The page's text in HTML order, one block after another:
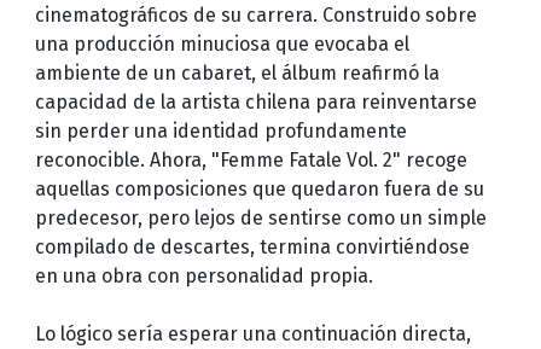
cinematográficos de su carrera. Construido sobre
una producción minuciosa que evocaba el
ambiente de un cabaret, el álbum reafirmó la
capacidad de la artista chilena para reinventarse
sin perder una identidad profundamente
reconocible. Ahora, "Femme Fatale Vol. 2" recoge
aquellas composiciones que quedaron fuera de su
predecesor, pero lejos de sentirse como un simple
compilado de descartes, termina convirtiéndose
en una obra con personalidad propia.
Lo lógico sería esperar una continuación directa,